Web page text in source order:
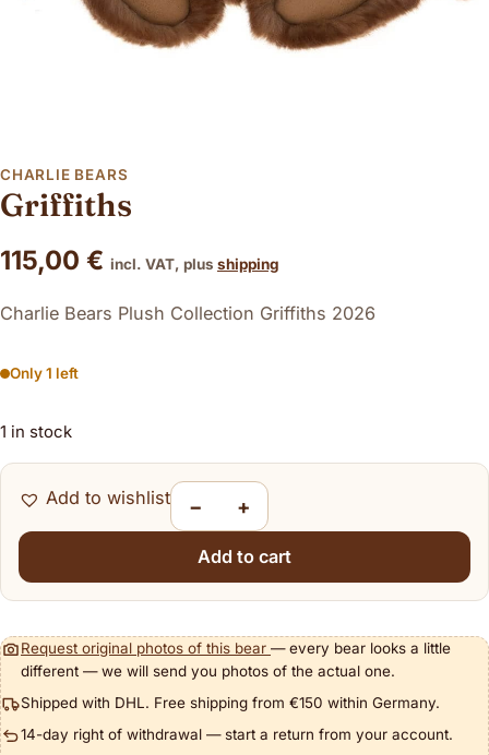
CHARLIE BEARS
Griffiths
115,00 € incl. VAT, plus shipping
Charlie Bears Plush Collection Griffiths 2026
Only 1 left
1 in stock
Add to wishlist −
Griffiths quantity
+
Add to cart
Request original photos of this bear — every bear looks a little
different — we will send you photos of the actual one.
Shipped with DHL. Free shipping from €150 within Germany.
14-day right of withdrawal — start a return from your account.